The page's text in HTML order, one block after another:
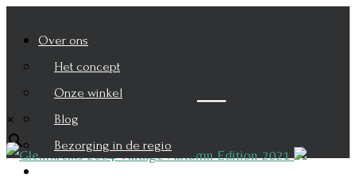
Over ons
Het concept
Onze winkel
Blog
Bezorging in de regio
Zoek je product
×